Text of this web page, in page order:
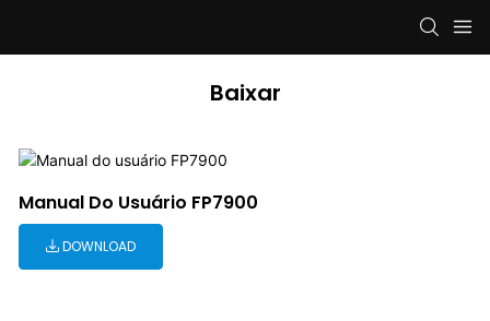
Baixar
Manual Do Usuário FP7900
DOWNLOAD